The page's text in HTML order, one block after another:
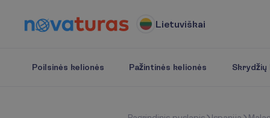
Lietuviškai
Poilsinės kelionės Pažintinės kelionės Skrydžių